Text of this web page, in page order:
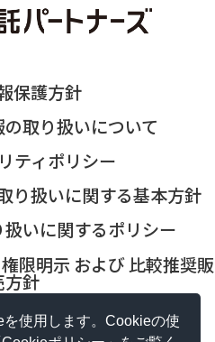
使用します。Cookieの使
保護方針
取り扱いについて
ティポリシー
り扱いに関する基本方針
いに関するポリシー
限明示 および 比較推奨販
方針
トに対する基本方針